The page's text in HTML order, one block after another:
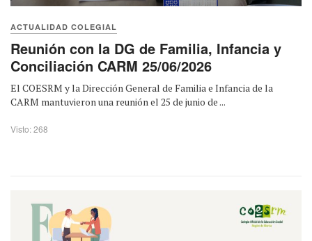
ACTUALIDAD COLEGIAL
Reunión con la DG de Familia, Infancia y
Conciliación CARM 25/06/2026
El COESRM y la Dirección General de Familia e Infancia de la
CARM mantuvieron una reunión el 25 de junio de ...
Visto: 268